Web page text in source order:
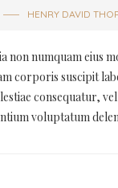
HENRY DAVID
non numquam eius
corporis suscipit
consequatur,
voluptatum